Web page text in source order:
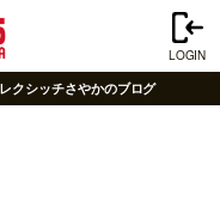
LOGIN
クシッチさやかのブログ